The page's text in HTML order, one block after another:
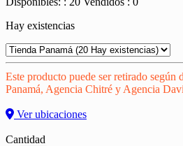
Hay existencias
Este producto puede ser retirado según
Panamá, Agencia Chitré y Agencia
Ver ubicaciones
Cantidad